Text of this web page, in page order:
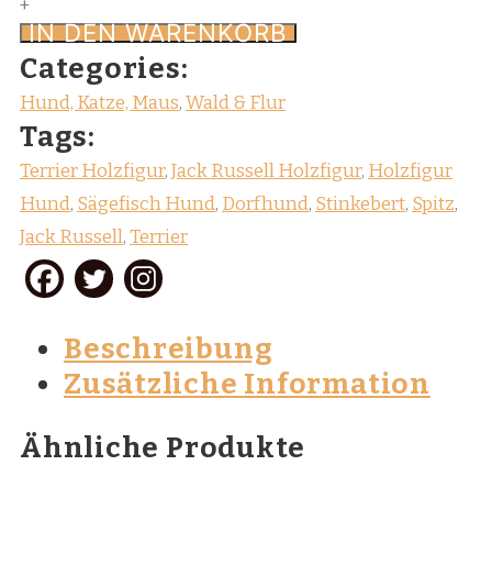
Mischling
Stinkebert
Holzfigur
Menge
+
IN DEN WARENKORB
Categories:
Hund, Katze, Maus,Wald & Flur
Tags:
Terrier Holzfigur,Jack Russell Holzfigur, Holzfigur
Hund, Sägefisch Hund, Dorfhund, Stinkebert, Spitz,
Jack Russell,Terrier
Beschreibung
Zusätzliche Information
Ähnliche Produkte